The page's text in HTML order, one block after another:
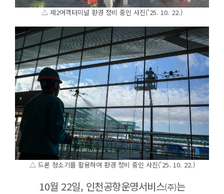
△ 제2여객터미널 환경 정비 중인 사진('25. 10. 22.)
△ 드론 청소기를 활용하여 환경 정비 중인 사진('25. 10. 22.)
10월 22일, 인천공항운영서비스(주)는